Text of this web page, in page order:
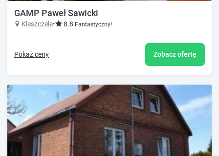
GAMP Paweł Sawicki
Kleszczele• 8.8 Fantastyczny!
Pokaż ceny Zobacz ofertę